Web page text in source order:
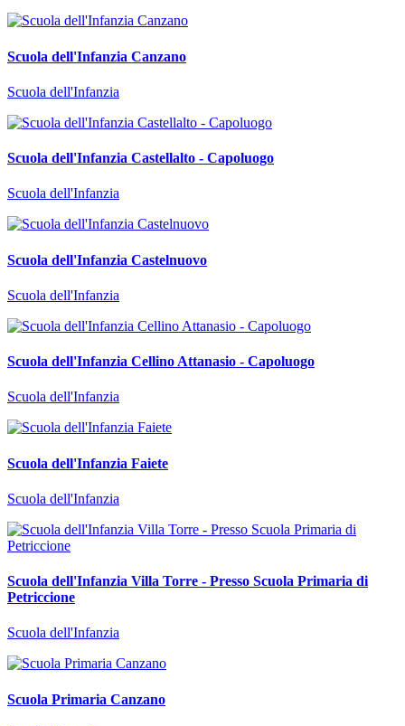
Scuola dell'Infanzia Canzano
Scuola dell'Infanzia
Scuola dell'Infanzia Castellalto - Capoluogo
Scuola dell'Infanzia
Scuola dell'Infanzia Castelnuovo
Scuola dell'Infanzia
Scuola dell'Infanzia Cellino Attanasio - Capoluogo
Scuola dell'Infanzia
Scuola dell'Infanzia Faiete
Scuola dell'Infanzia
Scuola dell'Infanzia Villa Torre - Presso Scuola Primaria di
Petriccione
Scuola dell'Infanzia
Scuola Primaria Canzano